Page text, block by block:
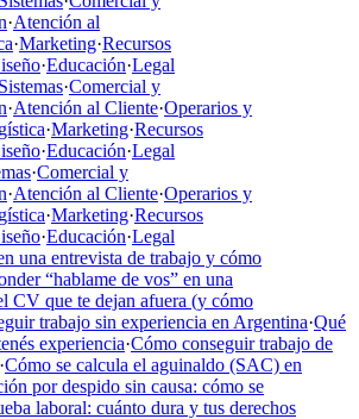
·Atención al
·Marketing·Recursos
·Educación·Legal
·Comercial y
·Atención al Cliente·Operarios y
·Marketing·Recursos
·Educación·Legal
·Comercial y
·Atención al Cliente·Operarios y
·Marketing·Recursos
·Educación·Legal
una entrevista de trabajo y cómo
“hablame de vos” en una
CV que te dejan afuera (y cómo
trabajo sin experiencia en Argentina·Qué
experiencia·Cómo conseguir trabajo de
·Cómo se calcula el aguinaldo (SAC) en
por despido sin causa: cómo se
laboral: cuánto dura y tus derechos